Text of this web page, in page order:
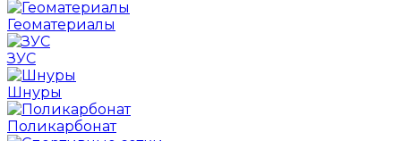
Геоматериалы
ЗУС
Шнуры
Поликарбонат